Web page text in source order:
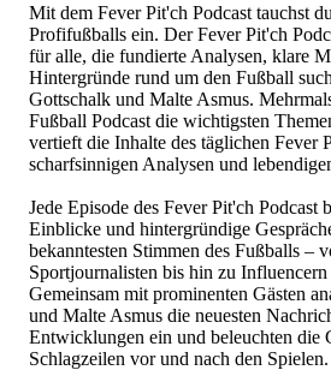
Mit dem Fever Pit'ch Podcast tauchst
Profifußballs ein. Der Fever Pit'ch
für alle, die fundierte Analysen, klare
Hintergründe rund um den Fußball
Gottschalk und Malte Asmus.
Fußball Podcast die wichtigsten
vertieft die Inhalte des täglichen Fever
scharfsinnigen Analysen und
Jede Episode des Fever Pit'ch Podcast
Einblicke und hintergründige
bekanntesten Stimmen des Fußballs –
Sportjournalisten bis hin zu
Gemeinsam mit prominenten Gästen
und Malte Asmus die neuesten
Entwicklungen ein und beleuchten die
Schlagzeilen vor und nach den Spielen.